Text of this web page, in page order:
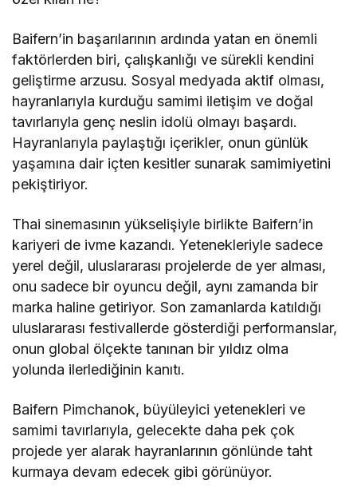
Baifern’in başarılarının ardında yatan en önemli
faktörlerden biri, çalışkanlığı ve sürekli kendini
geliştirme arzusu. Sosyal medyada aktif olması,
hayranlarıyla kurduğu samimi iletişim ve doğal
tavırlarıyla genç neslin idolü olmayı başardı.
Hayranlarıyla paylaştığı içerikler, onun günlük
yaşamına dair içten kesitler sunarak samimiyetini
pekiştiriyor.
Thai sinemasının yükselişiyle birlikte Baifern’in
kariyeri de ivme kazandı. Yetenekleriyle sadece
yerel değil, uluslararası projelerde de yer alması,
onu sadece bir oyuncu değil, aynı zamanda bir
marka haline getiriyor. Son zamanlarda katıldığı
uluslararası festivallerde gösterdiği performanslar,
onun global ölçekte tanınan bir yıldız olma
yolunda ilerlediğinin kanıtı.
Baifern Pimchanok, büyüleyici yetenekleri ve
samimi tavırlarıyla, gelecekte daha pek çok
projede yer alarak hayranlarının gönlünde taht
kurmaya devam edecek gibi görünüyor.